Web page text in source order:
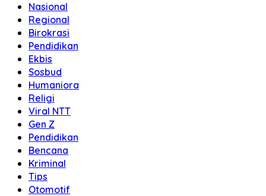
Nasional
Regional
Birokrasi
Pendidikan
Ekbis
Sosbud
Humaniora
Religi
Viral NTT
Gen Z
Pendidikan
Bencana
Kriminal
Tips
Otomotif